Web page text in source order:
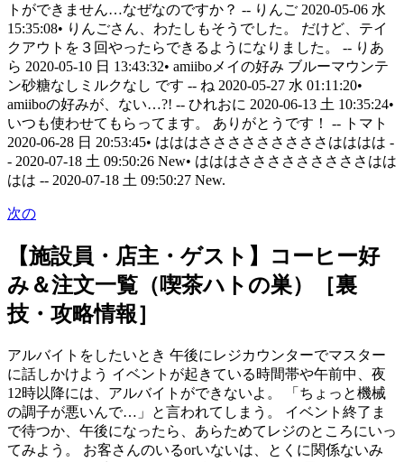
トができません…なぜなのですか？ -- りんご 2020-05-06 水
15:35:08• りんごさん、わたしもそうでした。 だけど、テイ
クアウトを３回やったらできるようになりました。 -- りあ
ら 2020-05-10 日 13:43:32• amiiboメイの好み ブルーマウンテ
ン砂糖なしミルクなし です -- ね 2020-05-27 水 01:11:20•
amiiboの好みが、ない…?! -- ひれおに 2020-06-13 土 10:35:24•
いつも使わせてもらってます。 ありがとうです！ -- トマト
2020-06-28 日 20:53:45• はははさささささささささはははは -
- 2020-07-18 土 09:50:26 New• はははさささささささささはは
はは -- 2020-07-18 土 09:50:27 New.
次の
【施設員・店主・ゲスト】コーヒー好
み＆注文一覧（喫茶ハトの巣）［裏
技・攻略情報］
アルバイトをしたいとき 午後にレジカウンターでマスター
に話しかけよう イベントが起きている時間帯や午前中、夜
12時以降には、アルバイトができないよ。 「ちょっと機械
の調子が悪いんで…」と言われてしまう。 イベント終了ま
で待つか、午後になったら、あらためてレジのところにいっ
てみよう。 お客さんのいるorいないは、とくに関係ないみ